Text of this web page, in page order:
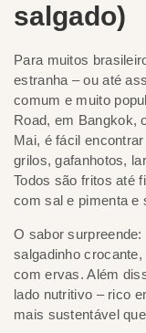
salgado)
Para muitos
estranha – ou até
comum e muito
Road, em Bangkok,
Mai, é fácil
grilos, gafanhotos,
Todos são fritos até
com sal e pimenta e
O sabor
salgadinho
com ervas. Além
lado nutritivo – rico
mais sustentável